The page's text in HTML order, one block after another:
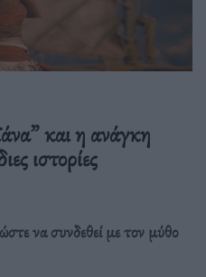
και η ανάγκη
ιστορίες
να συνδεθεί με τον μύθο